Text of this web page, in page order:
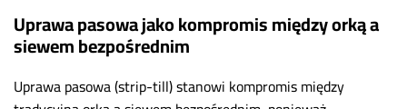
Uprawa pasowa jako kompromis między orką a
siewem bezpośrednim
Uprawa pasowa (strip-till) stanowi kompromis między